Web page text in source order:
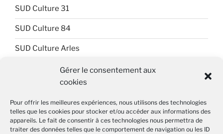
Gérer le consentement aux
cookies
Pour offrir les meilleures expériences, nous utilisons des technologies
telles que les cookies pour stocker et/ou accéder aux informations des
appareils. Le fait de consentir à ces technologies nous permettra de
traiter des données telles que le comportement de navigation ou les ID
SUD Culture 31
SUD Culture 84
SUD Culture Arles
SUD Culture Art Architecture
SUD Culture Beaubourg
SUD Culture Bibliothèque nationale de France (BnF)
SUD Culture Métiers du livre